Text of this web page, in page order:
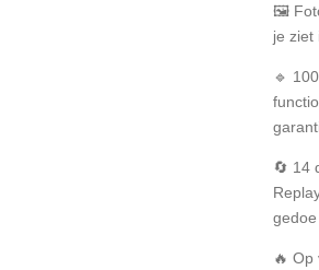
🖼️
je ziet
🔹
🔄 14
gedoe
🔥 Op